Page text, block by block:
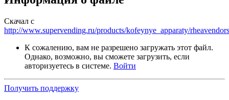
Скачал с
http://www.supervending.ru/products/kofeynye_apparaty/
К сожалению, вам не разрешено загружать этот файл.
Однако, возможно, вы сможете загрузить, если
авторизуетесь в системе. Войти
Получить поддержку